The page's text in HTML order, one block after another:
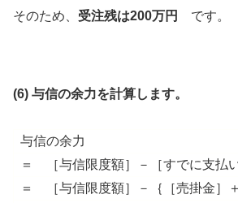
そのため、 受注残は200万円 です。
(6) 与信の余力を計算します。
与信の余力
＝ ［与信限度額］－［すでに支払
＝ ［与信限度額］－｛［売掛金］